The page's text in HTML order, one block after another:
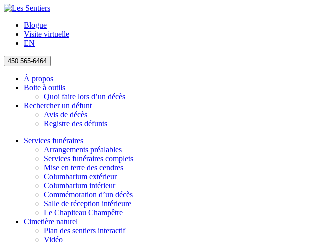
Blogue
Visite virtuelle
EN
450 565-6464
À propos
Boite à outils
Quoi faire lors d’un décès
Rechercher un défunt
Avis de décès
Registre des défunts
Services funéraires
Arrangements préalables
Services funéraires complets
Mise en terre des cendres
Columbarium extérieur
Columbarium intérieur
Commémoration d’un décès
Salle de réception intérieure
Le Chapiteau Champêtre
Cimetière naturel
Plan des sentiers interactif
Vidéo